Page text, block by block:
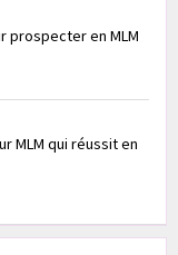
prospecter en MLM
MLM qui réussit en